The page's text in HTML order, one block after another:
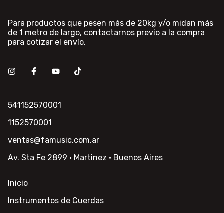
Para productos que pesen más de 20kg y/o midan más
de 1 metro de largo, contactarnos previo a la compra
para cotizar el envío.
541152570001
1152570001
ventas@famusic.com.ar
Av. Sta Fe 2899 · Martinez · Buenos Aires
Inicio
Instrumentos de Cuerdas